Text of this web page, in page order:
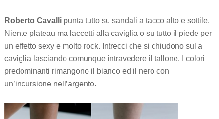
Roberto Cavallipunta tutto su sandali a tacco alto e sottile.
Niente plateau ma laccetti alla caviglia o su tutto il piede per
un effetto sexy e molto rock. Intrecci che si chiudono sulla
caviglia lasciando comunque intravedere il tallone. I colori
predominanti rimangono il bianco ed il nero con
un’incursione nell’argento.